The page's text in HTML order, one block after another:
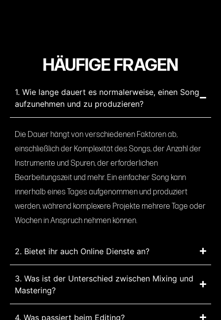
HÄUFIGE FRAGEN
1. Wie lange dauert es normalerweise, einen Song
aufzunehmen und zu produzieren?
Die Dauer hängt von verschiedenen Faktoren ab,
einschließlich der Komplexität des Songs, der Anzahl der
Instrumente und Spuren, der erforderlichen
Bearbeitungszeit und mehr. Ein einfacher Song kann
innerhalb eines Tages aufgenommen und produziert
werden, während komplexere Projekte mehrere Tage oder
Wochen in Anspruch nehmen können.
2. Bietet ihr auch Online Dienste an?
3. Was ist der Unterschied zwischen Mixing und
Mastering?
4. Was passiert beim Editing?